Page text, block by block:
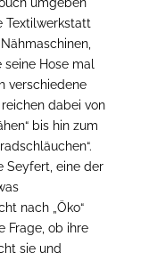
Textilwerkstatt
Hose mal
verschiedene
dabei von
bis hin zum
Seyfert, eine der
nach „Öko“
Frage, ob ihre
sie und